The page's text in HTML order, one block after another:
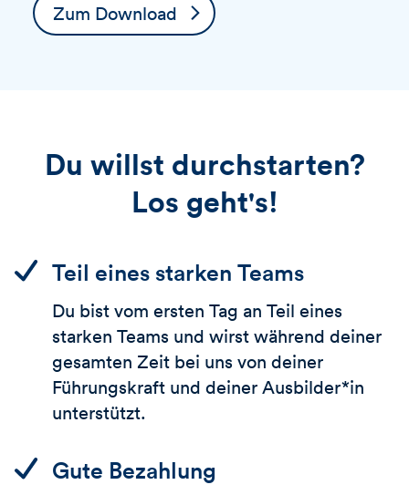
Zum Download
Du willst durchstarten?
Los geht's!
Teil eines starken Teams
Du bist vom ersten Tag an Teil eines
starken Teams und wirst während deiner
gesamten Zeit bei uns von deiner
Führungskraft und deiner Ausbilder*in
unterstützt.
Gute Bezahlung